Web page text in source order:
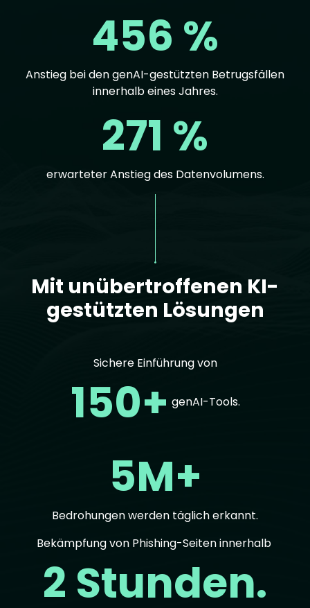
456 %
Anstieg bei den genAI-gestützten Betrugsfällen
innerhalb eines Jahres.
271 %
erwarteter Anstieg des Datenvolumens.
Mit unübertroffenen KI-
gestützten Lösungen
Sichere Einführung von
150+ genAI-Tools.
5M+
Bedrohungen werden täglich erkannt.
Bekämpfung von Phishing-Seiten innerhalb
2 Stunden.